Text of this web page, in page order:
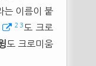
는 이름이 붙
2 3 도 크로
도 크로미움